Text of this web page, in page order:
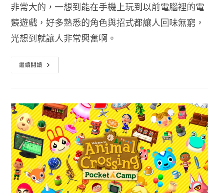
非常大的，一想到能在手機上玩到以前電腦裡的電
競遊戲，好多熟悉的角色與招式都讓人回味無窮，
光想到就讓人非常興奮啊。
繼續閱讀 英
雄
下
載
激
鬥
峽
谷
正
式
登
陸
手
機
版